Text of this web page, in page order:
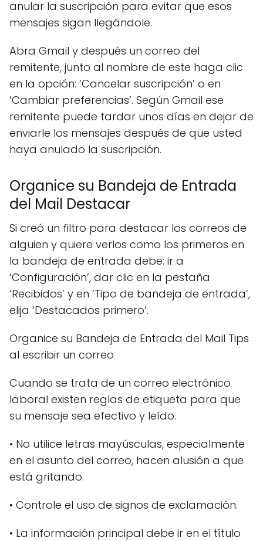
anular la suscripción para evitar que esos
mensajes sigan llegándole.
Abra Gmail y después un correo del
remitente, junto al nombre de este haga clic
en la opción: ‘Cancelar suscripción’ o en
‘Cambiar preferencias’. Según Gmail ese
remitente puede tardar unos días en dejar de
enviarle los mensajes después de que usted
haya anulado la suscripción.
Organice su Bandeja de Entrada
del Mail Destacar
Si creó un filtro para destacar los correos de
alguien y quiere verlos como los primeros en
la bandeja de entrada debe: ir a
‘Configuración’, dar clic en la pestaña
‘Recibidos’ y en ‘Tipo de bandeja de entrada’,
elija ‘Destacados primero’.
Organice su Bandeja de Entrada del Mail Tips
al escribir un correo
Cuando se trata de un correo electrónico
laboral existen reglas de etiqueta para que
su mensaje sea efectivo y leído.
• No utilice letras mayúsculas, especialmente
en el asunto del correo, hacen alusión a que
está gritando.
• Controle el uso de signos de exclamación.
• La información principal debe ir en el título